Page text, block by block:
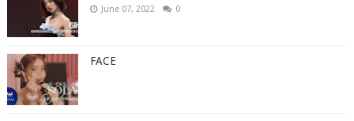
June 07, 2022 0
FACE